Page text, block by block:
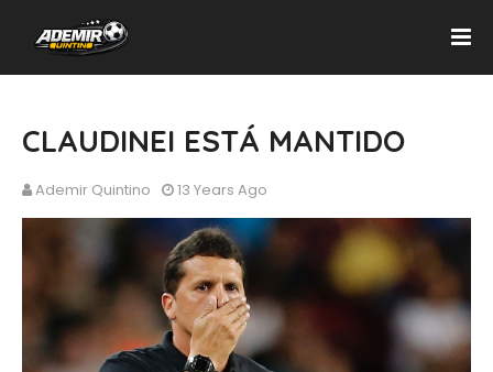
CLAUDINEI ESTÁ MANTIDO
Ademir Quintino 13 Years Ago